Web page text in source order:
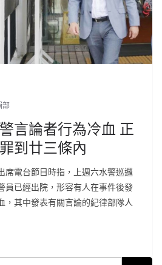
部
言論者行為冷血 正
到廿三條內
席電台節目時指，上週六水警巡邏
員已經出院，形容有人在事件後發
，其中發表有關言論的紀律部隊人